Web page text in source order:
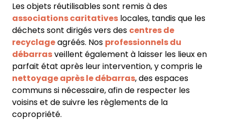
Les objets réutilisables sont remis à des
associations caritatives locales, tandis que les
déchets sont dirigés vers des centres de
recyclageagréés. Nos professionnels du
débarrasveillent également à laisser les lieux en
parfait état après leur intervention, y compris le
nettoyage après le débarras, des espaces
communs si nécessaire, afin de respecter les
voisins et de suivre les règlements de la
copropriété.